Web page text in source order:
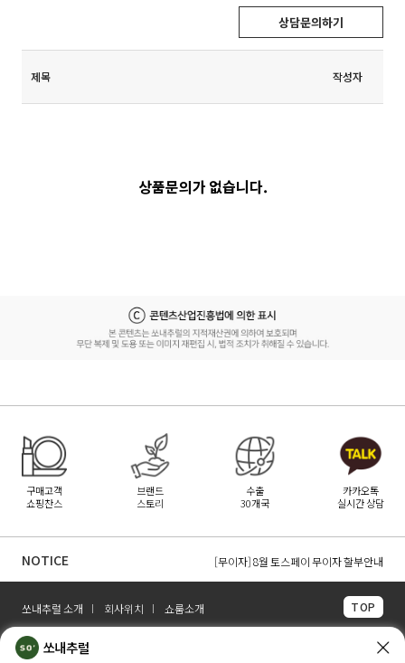
상담문의하기
제목 작성자
상품문의가 없습니다.
구매고객
쇼핑찬스
브랜드
스토리
수출
30개국
카카오톡
실시간 상담
NOTICE
[무이자] 8월 무이자 할부 카드 안내
[무이자] 8월 토스페이 무이자 할부안내
쏘내추럴 소개 회사위치 쇼룸소개 TOP
쏘내추럴(주)
대표이사 조주호
쏘내추럴